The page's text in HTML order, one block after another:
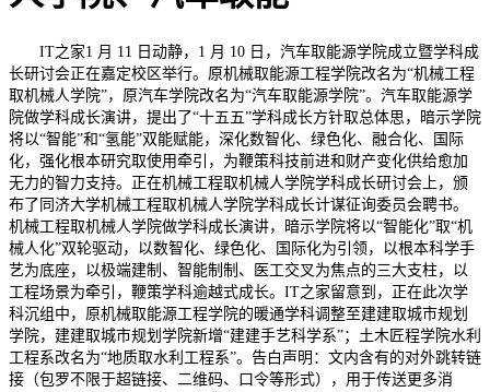
IT之家1 月 11 日动静，1 月 10 日，汽车取能源学院成立暨学科成
长研讨会正在嘉定校区举行。原机械取能源工程学院改名为“机械工程
取机械人学院”，原汽车学院改名为“汽车取能源学院”。汽车取能源学
院做学科成长演讲，提出了“十五五”学科成长方针取总体思，暗示学院
将以“智能”和“氢能”双能赋能，深化数智化、绿色化、融合化、国际
化，强化根本研究取使用牵引，为鞭策科技前进和财产变化供给愈加
无力的智力支持。正在机械工程取机械人学院学科成长研讨会上，颁
布了同济大学机械工程取机械人学院学科成长计谋征询委员会聘书。
机械工程取机械人学院做学科成长演讲，暗示学院将以“智能化”取“机
械人化”双轮驱动，以数智化、绿色化、国际化为引领，以根本科学手
艺为底座，以极端建制、智能制制、医工交叉为焦点的三大支柱，以
工程场景为牵引，鞭策学科逾越式成长。IT之家留意到，正在此次学
科沉组中，原机械取能源工程学院的暖通学科调整至建建取城市规划
学院，建建取城市规划学院新增“建建手艺科学系”；土木匠程学院水利
工程系改名为“地质取水利工程系”。告白声明：文内含有的对外跳转链
接（包罗不限于超链接、二维码、口令等形式），用于传送更多消